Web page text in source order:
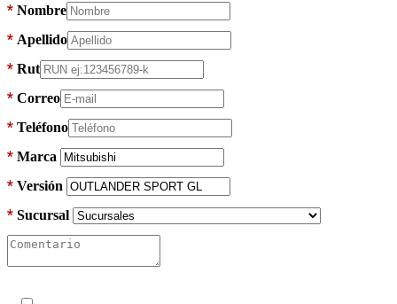
* Nombre
* Apellido
* Rut
* Correo
* Teléfono
Marca
Versión
Sucursal